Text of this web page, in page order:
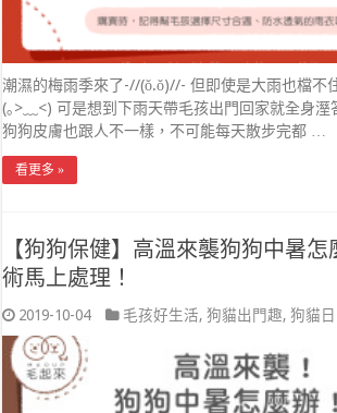
潮濕的梅雨季來了-//(ǒ.ǒ)//- 但即使是大雨也檔不
(｡>﹏<) 可是想到下雨天帶毛孩出門回家就全身溼
狗狗皮膚也跟人不一樣，不可能每天散步完都 …
看更多 »
【狗狗保健】高溫來襲狗狗中暑
術馬上處理！
2019-10-04 毛孩好生活,狗貓出門趣,狗貓